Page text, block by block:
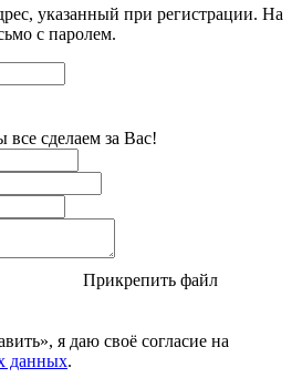
указанный при регистрации. На
с паролем.
сделаем за Вас!
Прикрепить файл
я даю своё согласие на
данных.